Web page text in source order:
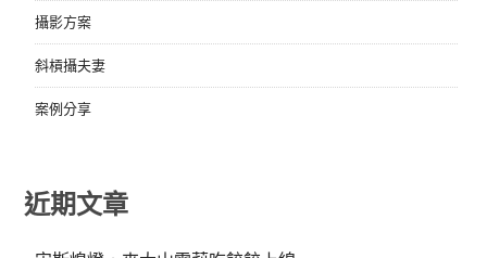
攝影方案
斜槓攝夫妻
案例分享
近期文章